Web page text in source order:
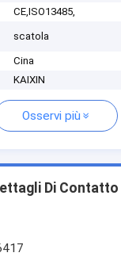
CE,ISO13485,
scatola
Cina
KAIXIN
Osservi più
Di Contatto